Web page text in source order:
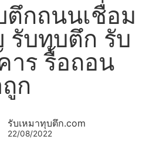
ตึกถนนเชื่อม
รับทุบตึก รับ
าร รื้อถอน
ก
รับเหมาทุบตึก.com
22/08/2022